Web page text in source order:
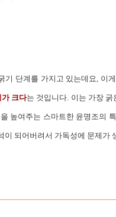
기 단계를 가지고 있는데요, 이
크다는 것입니다. 이는 가장
높여주는 스마트한 윤명조의
이 되어버려서 가독성에 문제가